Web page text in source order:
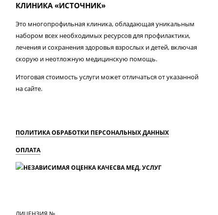
КЛИНИКА «ИСТОЧНИК»
Это многопрофильная клиника, обладающая уникальным
набором всех необходимых ресурсов для профилактики,
лечения и сохранения здоровья взрослых и детей, включая
скорую и неотложную медицинскую помощь.
Итоговая стоимость услуги может отличаться от указанной
на сайте.
ПОЛИТИКА ОБРАБОТКИ ПЕРСОНАЛЬНЫХ ДАННЫХ
ОПЛАТА